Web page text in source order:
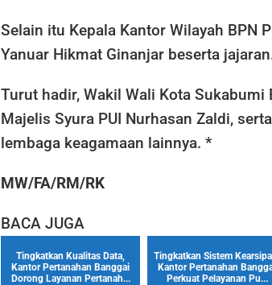
Selain itu Kepala Kantor Wilayah BPN
Yanuar Hikmat Ginanjar beserta
Turut hadir, Wakil Wali Kota Sukabumi
Majelis Syura PUI Nurhasan Zaldi,
lembaga keagamaan lainnya. *
MW/FA/RM/RK
BACA JUGA
Tingkatkan Kualitas Data,
Kantor Pertanahan Banggai
Dorong Layanan Pertanah...
Tingkatkan Sistem
Kantor Pertanahan
Perkuat Pelayanan Pu...